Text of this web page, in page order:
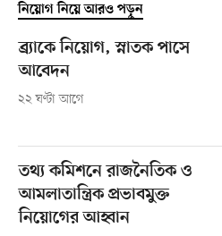
নিয়োগ নিয়ে আরও পড়ুন
ব্র্যাকে নিয়োগ, স্নাতক পাসে
আবেদন
২২ ঘণ্টা আগে
তথ্য কমিশনে রাজনৈতিক ও
আমলাতান্ত্রিক প্রভাবমুক্ত
নিয়োগের আহ্বান